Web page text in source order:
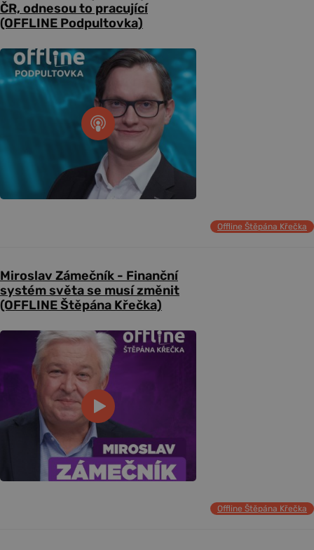
ČR, odnesou to pracující
(OFFLINE Podpultovka)
Offline Štěpána Křečka
Miroslav Zámečník - Finanční
systém světa se musí změnit
(OFFLINE Štěpána Křečka)
Offline Štěpána Křečka